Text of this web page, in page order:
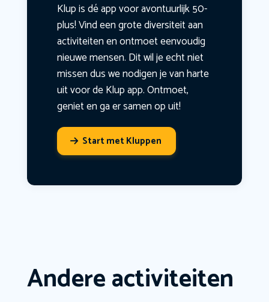
Klup is dé app voor avontuurlijk 50-
plus! Vind een grote diversiteit aan
activiteiten en ontmoet eenvoudig
nieuwe mensen. Dit wil je echt niet
missen dus we nodigen je van harte
uit voor de Klup app. Ontmoet,
geniet en ga er samen op uit!
Start met Kluppen
Andere activiteiten